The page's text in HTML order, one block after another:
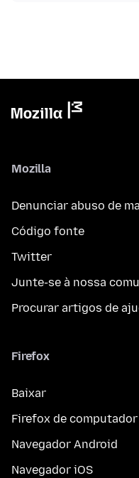
Mozilla
Denunciar abuso de
Código fonte
Twitter
Junte-se à nossa
Procurar artigos de
Firefox
Baixar
Firefox de computador
Navegador Android
Navegador iOS